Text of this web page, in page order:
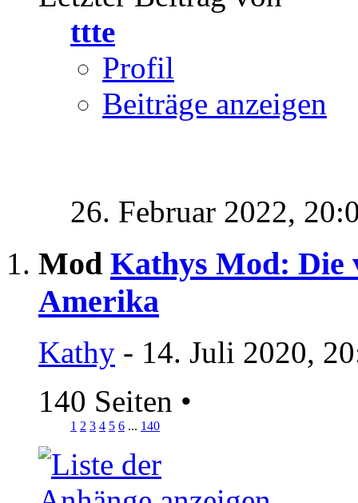
ttte
Profil
Beiträge anzeigen
26. Februar 2022,
Mod Kathys Mod: Die
Amerika
Kathy - 14. Juli 2020,
140 Seiten •
1 2 3 4 5 6 ... 140